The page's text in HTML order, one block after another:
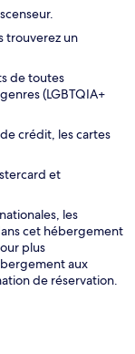
trouverez un
de toutes
(LGBTQIA+
crédit, les cartes
et
les
cet hébergement
plus
aux
de réservation.